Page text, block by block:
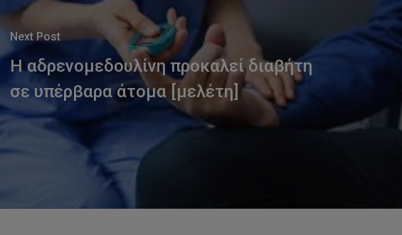
Next Post
Η αδρενομεδουλίνη προκαλεί διαβήτη
σε υπέρβαρα άτομα [μελέτη]